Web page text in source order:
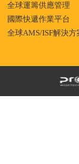
全球運籌供應管理
國際快遞作業平台
全球AMS/ISF解決方